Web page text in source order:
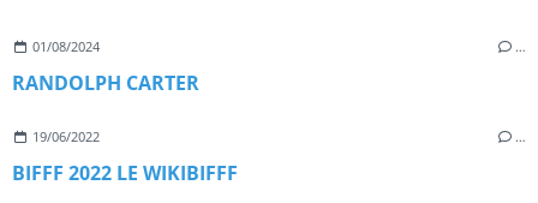
01/08/2024 …
RANDOLPH CARTER
19/06/2022 …
BIFFF 2022 LE WIKIBIFFF